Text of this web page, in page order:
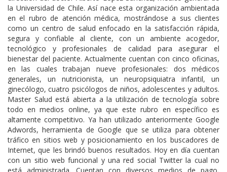
la Universidad de Chile. Así nace esta organización ambientada
en el rubro de atención médica, mostrándose a sus clientes
como un centro de salud enfocado en la satisfacción rápida,
segura y confiable al cliente, con un ambiente acogedor,
tecnológico y profesionales de calidad para asegurar el
bienestar del paciente. Actualmente cuentan con cinco oficinas,
en las cuales trabajan nueve profesionales: dos médicos
generales, un nutricionista, un neuropsiquiatra infantil, un
ginecólogo, cuatro psicólogos de niños, adolescentes y adultos.
Master Salud está abierta a la utilización de tecnología sobre
todo en medios online, ya que este rubro en específico es
altamente competitivo. Ya han utilizado anteriormente Google
Adwords, herramienta de Google que se utiliza para obtener
tráfico en sitios web y posicionamiento en los buscadores de
Internet, que les brindó buenos resultados. Hoy en día cuentan
con un sitio web funcional y una red social Twitter la cual no